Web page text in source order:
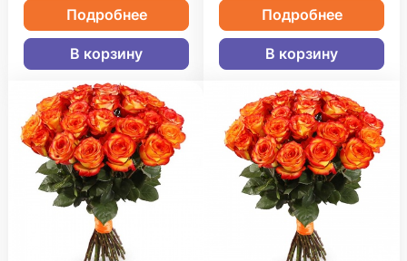
Подробнее
В корзину
Подробнее
В корзину